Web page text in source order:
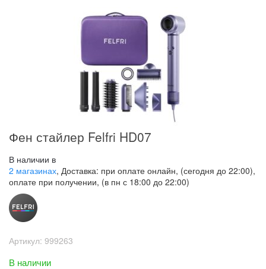
Фен стайлер Felfri HD07
В наличии в
2 магазинах, Доставка: при оплате онлайн, (сегодня до 22:00),
оплате при получении, (в пн с 18:00 до 22:00)
Артикул: 999263
В наличии